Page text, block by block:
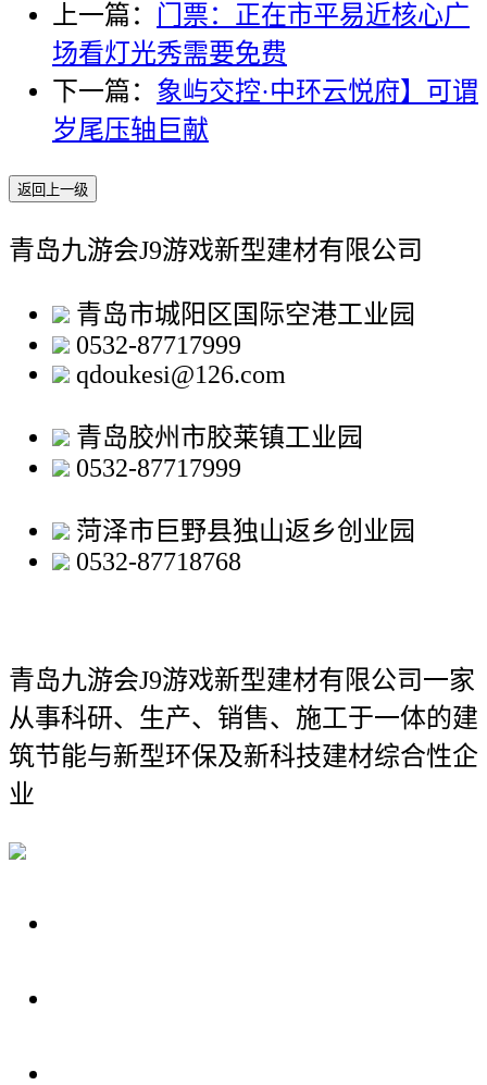
上一篇： 门票：正在市平易近核心广
场看灯光秀需要免费
下一篇： 象屿交控·中环云悦府】可谓
岁尾压轴巨献
返回上一级
青岛九游会J9游戏新型建材有限公司
青岛市城阳区国际空港工业园
0532-87717999
qdoukesi@126.com
青岛胶州市胶莱镇工业园
0532-87717999
菏泽市巨野县独山返乡创业园
0532-87718768
青岛九游会J9游戏新型建材有限公司一家
从事科研、生产、销售、施工于一体的建
筑节能与新型环保及新科技建材综合性企
业